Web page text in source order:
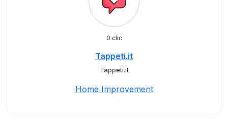
0 clic
Tappeti.it
Tappeti.it
Home Improvement